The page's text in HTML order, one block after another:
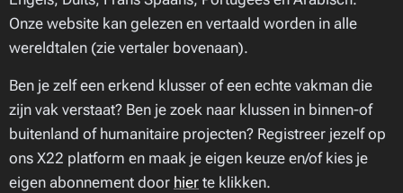
Onze website kan gelezen en vertaald worden in alle
wereldtalen (zie vertaler bovenaan).
Ben je zelf een erkend klusser of een echte vakman die
zijn vak verstaat? Ben je zoek naar klussen in binnen-of
buitenland of humanitaire projecten? Registreer jezelf op
ons X22 platform en maak je eigen keuze en/of kies je
eigen abonnement door hier te klikken.